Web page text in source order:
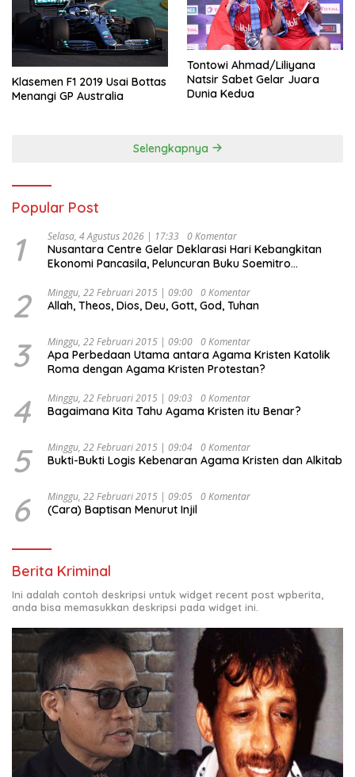
Klasemen F1 2019 Usai Bottas
Menangi GP Australia
Tontowi Ahmad/Liliyana
Natsir Sabet Gelar Juara
Dunia Kedua
Selengkapnya
Popular Post
1 Selasa, 4 Agustus 2026 | 17:33 0 Komentar
Nusantara Centre Gelar Deklarasi Hari Kebangkitan
Ekonomi Pancasila, Peluncuran Buku Soemitro
Ekonomi Politik Indonesia) & Simposium Nasional
“Urgensi Undang-Undang Perekonomian Nasional dan
Indonesia Emas 2045”,
2 Minggu, 22 Februari 2015 | 09:00 0 Komentar
Allah, Theos, Dios, Deu, Gott, God, Tuhan
3 Minggu, 22 Februari 2015 | 09:00 0 Komentar
Apa Perbedaan Utama antara Agama Kristen Katolik
Roma dengan Agama Kristen Protestan?
4 Minggu, 22 Februari 2015 | 09:03 0 Komentar
Bagaimana Kita Tahu Agama Kristen itu Benar?
5 Minggu, 22 Februari 2015 | 09:04 0 Komentar
Bukti-Bukti Logis Kebenaran Agama Kristen dan Alkitab
6 Minggu, 22 Februari 2015 | 09:05 0 Komentar
(Cara) Baptisan Menurut Injil
Berita Kriminal
Ini adalah contoh deskripsi untuk widget recent post wpberita,
anda bisa memasukkan deskripsi pada widget ini.